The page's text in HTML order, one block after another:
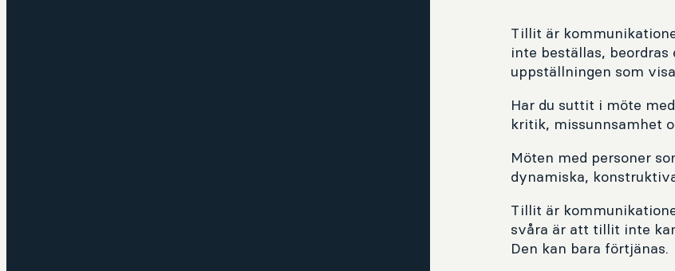
Tillit är
inte beställas,
uppställningen som
Har du suttit i möte
kritik, missunnsamhet
Möten med personer
dynamiska,
Tillit är
svåra är att tillit inte
Den kan bara förtjänas.